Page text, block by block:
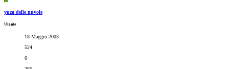
yuza delle nuvole
Utente
18 Maggio 2003
524
0